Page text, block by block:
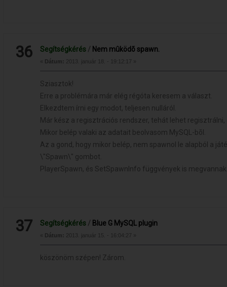
36 Segítségkérés / Nem mûködõ spawn.
« Dátum: 2013. január 18. - 19:12:17 »
Sziasztok!
Erre a problémára már elég régóta keresem a választ.
Elkezdtem írni egy modot, teljesen nulláról.
Már kész a regisztrációs rendszer, tehát lehet regisztrálni,
Mikor belép valaki az adatait beolvasom MySQL-bõl.
Az a gond, hogy mikor belép, nem spawnol le alapból a
\"Spawn\" gombot.
PlayerSpawn, és SetSpawnInfo függvények is
37 Segítségkérés / Blue G MySQL plugin
« Dátum: 2013. január 15. - 16:04:27 »
köszönöm szépen! Zárom.